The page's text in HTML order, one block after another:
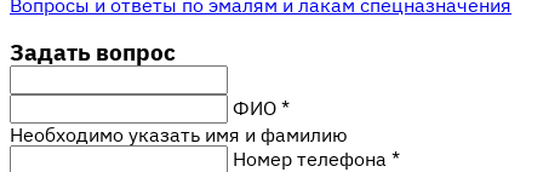
Вопросы и ответы по эмалям и лакам спецназначения
Задать вопрос
ФИО *
Необходимо указать имя и фамилию
Номер телефона *